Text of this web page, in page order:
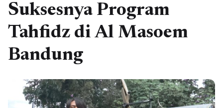
Suksesnya Program
Tahfidz di Al Masoem
Bandung